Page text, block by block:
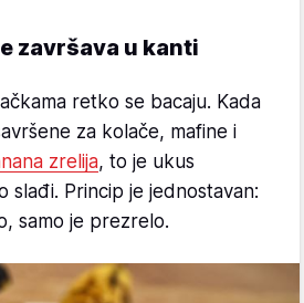
završava u kanti
retko se bacaju. Kada
za kolače, mafine i
zrelija, to je ukus
slađi. Princip je jednostavan:
samo je prezrelo.